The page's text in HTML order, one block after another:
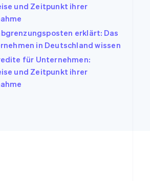
und Zeitpunkt ihrer
erklärt: Das
in Deutschland wissen
für Unternehmen:
und Zeitpunkt ihrer